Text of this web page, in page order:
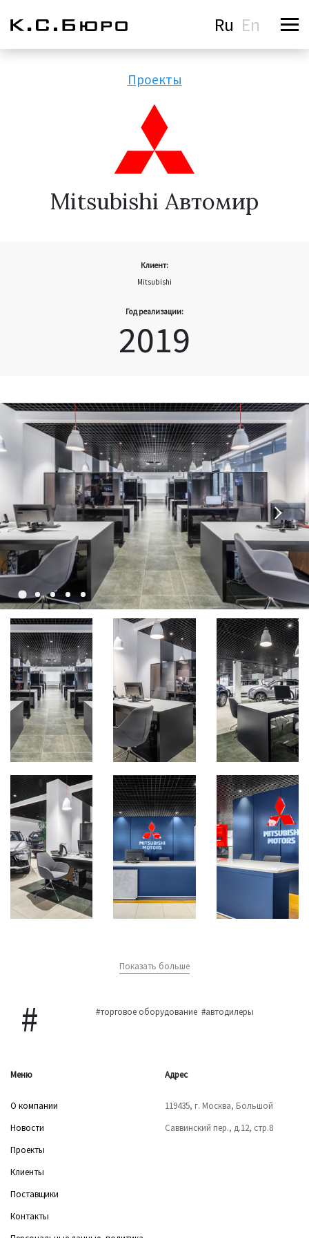
Ru En
Проекты
Mitsubishi Автомир
Клиент:
Mitsubishi
Год реализации:
2019
Показать больше
#торговое оборудование #автодилеры
Меню
О компании
Новости
Проекты
Клиенты
Поставщики
Контакты
Адрес
119435, г. Москва, Большой
Саввинский пер., д.12, стр.8